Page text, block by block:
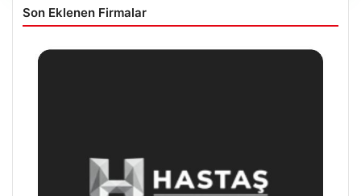
Son Eklenen Firmalar